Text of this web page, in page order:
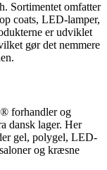
Sortimentet omfatter
coats, LED-lamper,
er udviklet
gør det nemmere
forhandler og
dansk lager. Her
gel, polygel, LED-
og kræsne